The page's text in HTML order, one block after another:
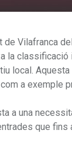
de Vilafranca
la classificació
local.
a exemple
a una
que